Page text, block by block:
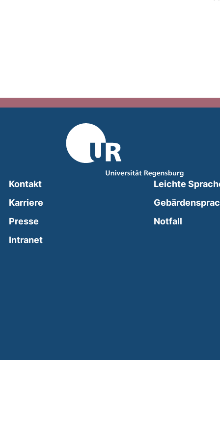
Kontakt
Karriere
Presse
Intranet(external link, opens in a new window)
Leichte
Notfall